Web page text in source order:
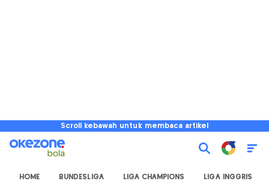
Scroll kebawah untuk membaca artikel
HOME BUNDESLIGA LIGA CHAMPIONS LIGA INGGRIS